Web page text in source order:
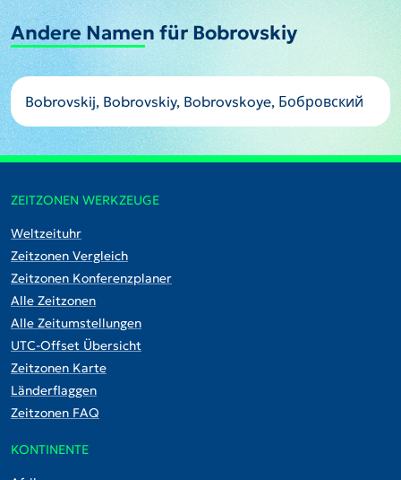
Andere Namen für Bobrovskiy
Bobrovskij, Bobrovskiy, Bobrovskoye, Бобровский
ZEITZONEN WERKZEUGE
Weltzeituhr
Zeitzonen Vergleich
Zeitzonen Konferenzplaner
Alle Zeitzonen
Alle Zeitumstellungen
UTC-Offset Übersicht
Zeitzonen Karte
Länderflaggen
Zeitzonen FAQ
KONTINENTE